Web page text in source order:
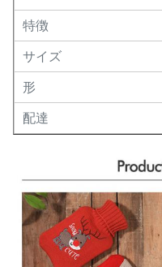
特徴
サイズ
形
配達